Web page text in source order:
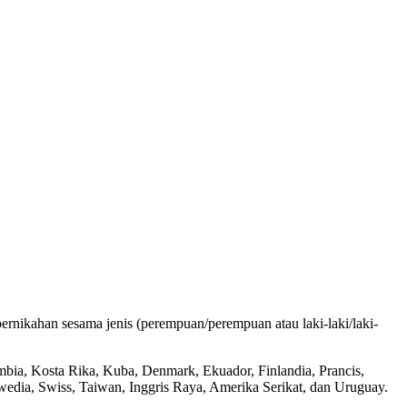
sesama jenis (perempuan/perempuan atau laki-laki/laki-
Kosta Rika, Kuba, Denmark, Ekuador, Finlandia, Prancis,
Swiss, Taiwan, Inggris Raya, Amerika Serikat, dan Uruguay.